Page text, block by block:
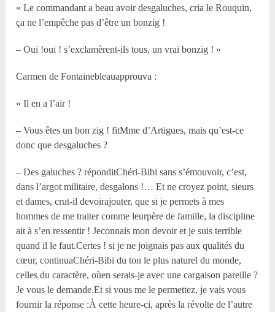
« Le commandant a beau avoir desgaluches, cria le Rouquin,
ça ne l’empêche pas d’être un bonzig !
– Oui !oui ! s’exclamèrent-ils tous, un vrai bonzig ! »
Carmen de Fontainebleauapprouva :
« Il en a l’air !
– Vous êtes un bon zig ! fitMme d’Artigues, mais qu’est-ce
donc que desgaluches ?
– Des galuches ? réponditChéri-Bibi sans s’émouvoir, c’est,
dans l’argot militaire, desgalons !… Et ne croyez point, sieurs
et dames, crut-il devoirajouter, que si je permets à mes
hommes de me traiter comme leurpère de famille, la discipline
ait à s’en ressentir ! Jeconnais mon devoir et je suis terrible
quand il le faut.Certes ! si je ne joignais pas aux qualités du
cœur, continuaChéri-Bibi du ton le plus naturel du monde,
celles du caractère, oùen serais-je avec une cargaison pareille ?
Je vous le demande.Et si vous me le permettez, je vais vous
fournir la réponse :À cette heure-ci, après la révolte de l’autre